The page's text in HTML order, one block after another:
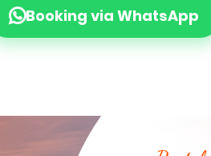
Booking via WhatsApp